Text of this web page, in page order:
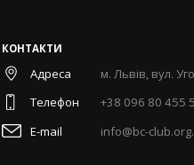
КОНТАКТИ
Адреса
м. Львів, вул.
Телефон
+38 096 80 455
E-mail
info@bc-